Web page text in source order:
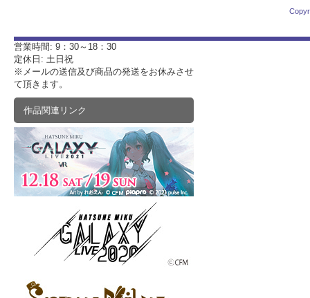
営業時間: 9：30～18：30
定休日: 土日祝
※メールの送信及び商品の発送をお休みさせ
て頂きます。
作品関連リンク